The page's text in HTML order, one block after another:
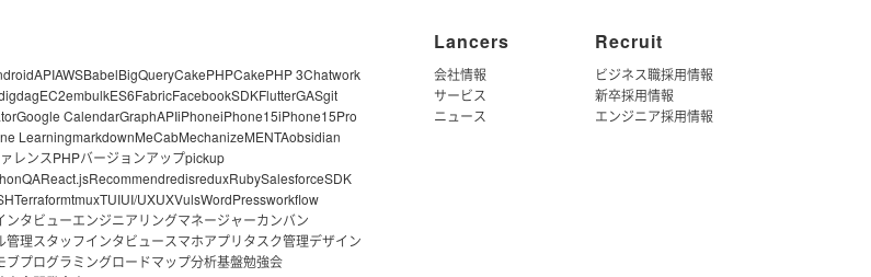
APIAWSBabelBigQueryCakePHPCakePHP 3Chatwork
EC2embulkES6FabricFacebookSDKFlutterGASgit
Google CalendarGraphAPIiPhoneiPhone15iPhone15Pro
LearningmarkdownMeCabMechanizeMENTAobsidian
レンスPHPバージョンアップpickup
QAReact.jsRecommendredisreduxRubySalesforceSDK
TerraformtmuxTUIUI/UXUXVulsWordPressworkflow
ンタビューエンジニアリングマネージャーカンバン
管理スタッフインタビュースマホアプリタスク管理デザイン
ブプログラミングロードマップ分析基盤勉強会
Lancers
会社情報
サービス
ニュース
Recruit
ビジネス職採用情報
新卒採用情報
エンジニア採用情報